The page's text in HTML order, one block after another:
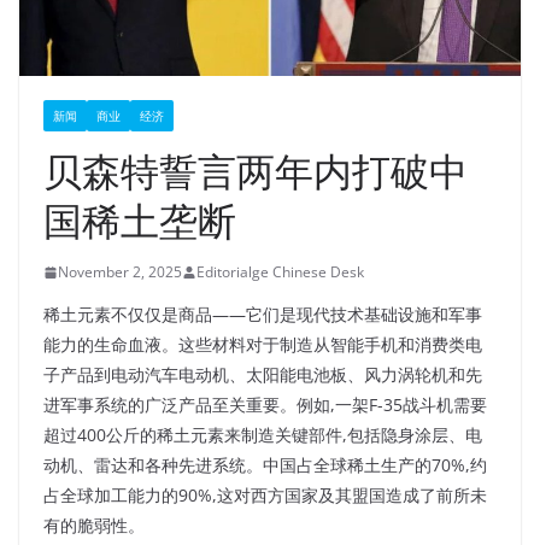
新闻 商业 经济
贝森特誓言两年内打破中
国稀土垄断
November 2, 2025 Editorialge Chinese Desk
稀土元素不仅仅是商品——它们是现代技术基础设施和军事
能力的生命血液。这些材料对于制造从智能手机和消费类电
子产品到电动汽车电动机、太阳能电池板、风力涡轮机和先
进军事系统的广泛产品至关重要。例如,一架F-35战斗机需要
超过400公斤的稀土元素来制造关键部件,包括隐身涂层、电
动机、雷达和各种先进系统。中国占全球稀土生产的70%,约
占全球加工能力的90%,这对西方国家及其盟国造成了前所未
有的脆弱性。